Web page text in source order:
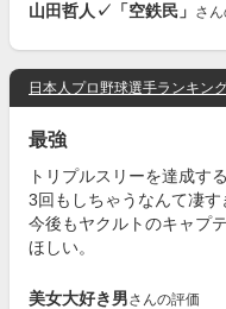
山田哲人✓「空鉄民」 さ
日本人プロ野球選手ランキン
最強
トリプルスリーを達成す
3回もしちゃうなんて凄す
今後もヤクルトのキャプ
ほしい。
美女大好き男さんの評価